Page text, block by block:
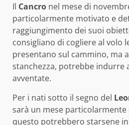
Il Cancro nel mese di
particolarmente motivato e
raggiungimento dei suoi
consigliano di cogliere al volo
presentano sul cammino, ma
stanchezza, potrebbe indurre
avventate.
Per i nati sotto il segno del
sarà un mese
questo potrebbero starsene